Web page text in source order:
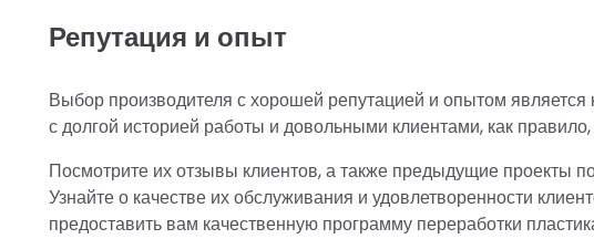
Репутация и опыт
Выбор производителя с хорошей репутацией и опытом
с долгой историей работы и довольными клиентами, как
Посмотрите их отзывы клиентов, а также предыдущие проекты
Узнайте о качестве их обслуживания и удовлетворенности
предоставить вам качественную программу переработки